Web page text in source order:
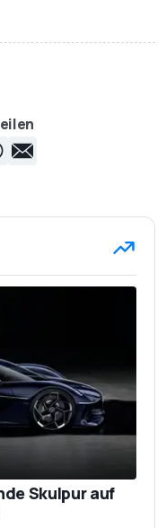
Skulpur auf